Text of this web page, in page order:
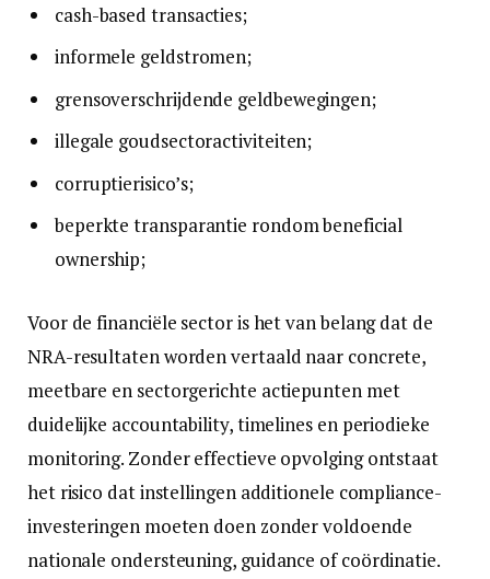
cash-based transacties;
informele geldstromen;
grensoverschrijdende geldbewegingen;
illegale goudsectoractiviteiten;
corruptierisico’s;
beperkte transparantie rondom beneficial
ownership;
Voor de financiële sector is het van belang dat de
NRA-resultaten worden vertaald naar concrete,
meetbare en sectorgerichte actiepunten met
duidelijke accountability, timelines en periodieke
monitoring. Zonder effectieve opvolging ontstaat
het risico dat instellingen additionele compliance-
investeringen moeten doen zonder voldoende
nationale ondersteuning, guidance of coördinatie.